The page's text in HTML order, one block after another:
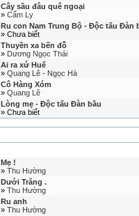
Cây sầu đâu quê ngoại
» Cẩm Ly
Ru con Nam Trung Bộ - Độc tấu Đàn
» Chưa biết
Thuyền xa bến đỗ
» Dương Ngọc Thái
Ai ra xứ Huế
» Quang Lê - Ngọc Hà
Cô Hàng Xóm
» Quang Lê
Lòng mẹ - Độc tấu Đàn bầu
» Chưa biết
Mẹ !
» Thu Hường
Dưới Trăng .
» Thu Hường
Ru anh
» Thu Hường